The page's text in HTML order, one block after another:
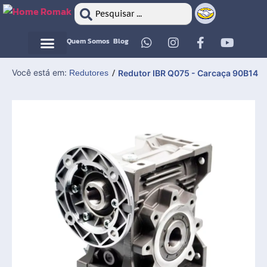
Quem Somos Blog
Você está em: Redutores / Redutor IBR Q075 - Carcaça 90B14